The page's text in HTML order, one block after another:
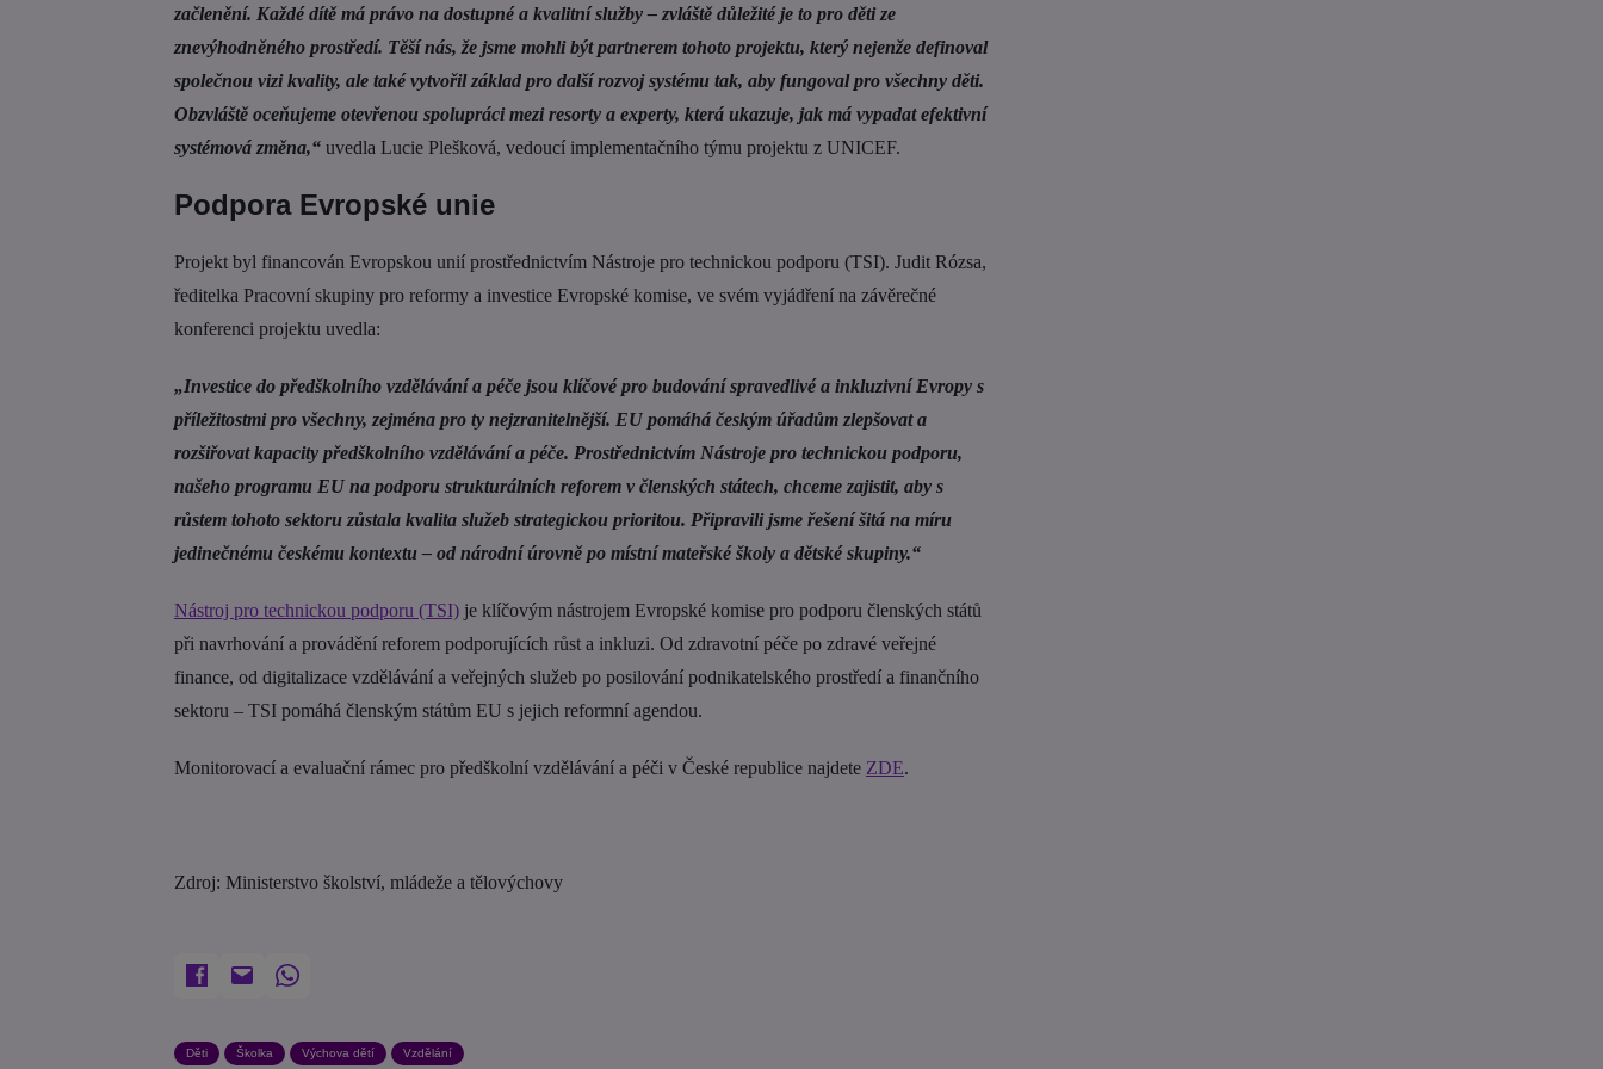
začlenění. Každé dítě má právo na dostupné a kvalitní služby – zvláště důležité je to pro děti ze
znevýhodněného prostředí. Těší nás, že jsme mohli být partnerem tohoto projektu, který nejenže definoval
společnou vizi kvality, ale také vytvořil základ pro další rozvoj systému tak, aby fungoval pro všechny děti.
Obzvláště oceňujeme otevřenou spolupráci mezi resorty a experty, která ukazuje, jak má vypadat efektivní
systémová změna,“ uvedla Lucie Plešková, vedoucí implementačního týmu projektu z UNICEF.
Podpora Evropské unie
Projekt byl financován Evropskou unií prostřednictvím Nástroje pro technickou podporu (TSI). Judit Rózsa,
ředitelka Pracovní skupiny pro reformy a investice Evropské komise, ve svém vyjádření na závěrečné
konferenci projektu uvedla:
„Investice do předškolního vzdělávání a péče jsou klíčové pro budování spravedlivé a inkluzivní Evropy s
příležitostmi pro všechny, zejména pro ty nejzranitelnější. EU pomáhá českým úřadům zlepšovat a
rozšiřovat kapacity předškolního vzdělávání a péče. Prostřednictvím Nástroje pro technickou podporu,
našeho programu EU na podporu strukturálních reforem v členských státech, chceme zajistit, aby s
růstem tohoto sektoru zůstala kvalita služeb strategickou prioritou. Připravili jsme řešení šitá na míru
jedinečnému českému kontextu – od národní úrovně po místní mateřské školy a dětské skupiny.“
Nástroj pro technickou podporu (TSI) je klíčovým nástrojem Evropské komise pro podporu členských států
při navrhování a provádění reforem podporujících růst a inkluzi. Od zdravotní péče po zdravé veřejné
finance, od digitalizace vzdělávání a veřejných služeb po posilování podnikatelského prostředí a finančního
sektoru – TSI pomáhá členským státům EU s jejich reformní agendou.
Monitorovací a evaluační rámec pro předškolní vzdělávání a péči v České republice najdete ZDE.
Zdroj: Ministerstvo školství, mládeže a tělovýchovy
Děti Školka Výchova dětí Vzdělání